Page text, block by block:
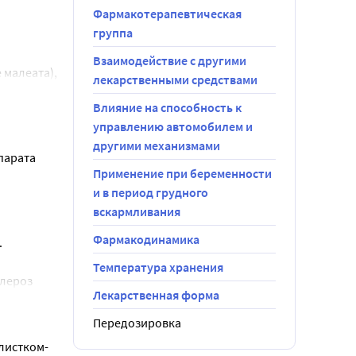
врачу. Не
солнечный
Фармакотерапевтическая
группа
Взаимодействие с другими
лекарственными средствами
Влияние на способность к
управлению автомобилем и
другими механизмами
Применение при беременности
и в период грудного
вскармливания
Фармакодинамика
Температура хранения
Лекарственная форма
Передозировка